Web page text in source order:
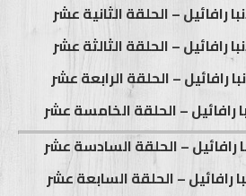
رافائيل – الحلقة الثانية عشر
رافائيل – الحلقة الثالثة عشر
رافائيل – الحلقة الرابعة عشر
رافائيل – الحلقة الخامسة عشر
رافائيل – الحلقة السادسة عشر
رافائيل – الحلقة السابعة عشر